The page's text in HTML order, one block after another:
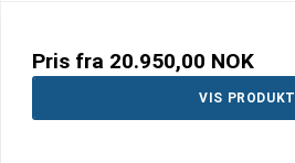
Pris fra 20.950,00 NOK
VIS PRODUKT